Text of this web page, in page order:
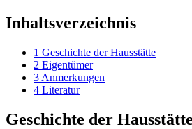
Inhaltsverzeichnis
1 Geschichte der Hausstätte
2 Eigentümer
3 Anmerkungen
4 Literatur
Geschichte der Hausstätte